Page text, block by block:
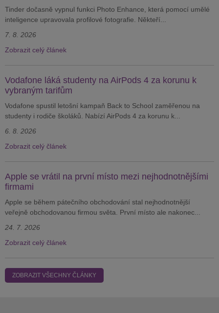
Tinder dočasně vypnul funkci Photo Enhance, která pomocí umělé
inteligence upravovala profilové fotografie. Někteří...
7. 8. 2026
Zobrazit celý článek
Vodafone láká studenty na AirPods 4 za korunu k
vybraným tarifům
Vodafone spustil letošní kampaň Back to School zaměřenou na
studenty i rodiče školáků. Nabízí AirPods 4 za korunu k...
6. 8. 2026
Zobrazit celý článek
Apple se vrátil na první místo mezi nejhodnotnějšími
firmami
Apple se během pátečního obchodování stal nejhodnotnější
veřejně obchodovanou firmou světa. První místo ale nakonec...
24. 7. 2026
Zobrazit celý článek
ZOBRAZIT VŠECHNY ČLÁNKY